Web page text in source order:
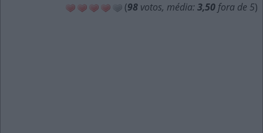
(98 votos, média: 3,50 fora de 5)